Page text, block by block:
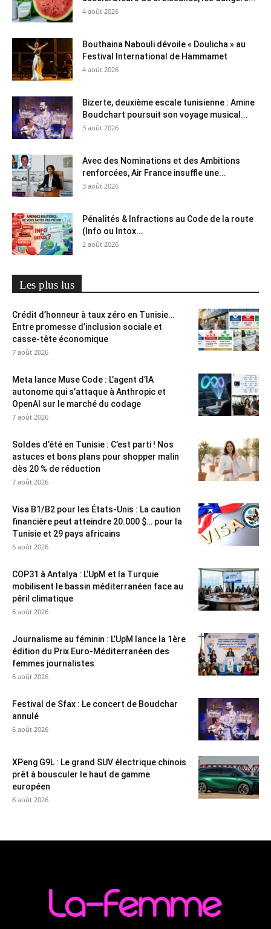
4 août 2026
Bouthaina Nabouli dévoile « Doulicha » au
Festival International de Hammamet
4 août 2026
Bizerte, deuxième escale tunisienne : Amine
Boudchart poursuit son voyage musical...
3 août 2026
Avec des Nominations et des Ambitions
renforcées, Air France insuffle une...
3 août 2026
Pénalités & Infractions au Code de la route
(Info ou Intox...
2 août 2026
Les plus lus
Crédit d’honneur à taux zéro en Tunisie…
Entre promesse d’inclusion sociale et
casse-tête économique
7 août 2026
Meta lance Muse Code : L’agent d’IA
autonome qui s’attaque à Anthropic et
OpenAI sur le marché du codage
7 août 2026
Soldes d’été en Tunisie : C’est parti ! Nos
astuces et bons plans pour shopper malin
dès 20 % de réduction
7 août 2026
Visa B1/B2 pour les États-Unis : La caution
financière peut atteindre 20.000 $… pour la
Tunisie et 29 pays africains
6 août 2026
COP31 à Antalya : L’UpM et la Turquie
mobilisent le bassin méditerranéen face au
péril climatique
6 août 2026
Journalisme au féminin : L’UpM lance la 1ère
édition du Prix Euro-Méditerranéen des
femmes journalistes
6 août 2026
Festival de Sfax : Le concert de Boudchar
annulé
6 août 2026
XPeng G9L : Le grand SUV électrique chinois
prêt à bousculer le haut de gamme
européen
6 août 2026